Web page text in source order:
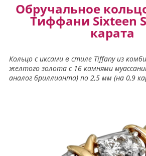
Обручальное
Тиффани Sixteen
карата
Кольцо с иксами в стиле Tiffany из
желтого золота с 16 камнями
аналог бриллианта) по 2,5 мм (на 0,9